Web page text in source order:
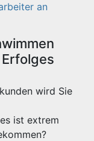
an
wird Sie
ist extrem